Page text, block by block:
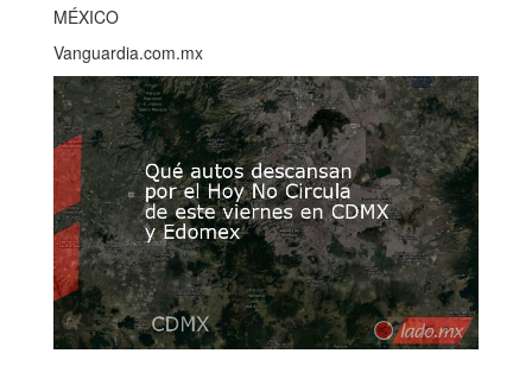
MÉXICO
Vanguardia.com.mx